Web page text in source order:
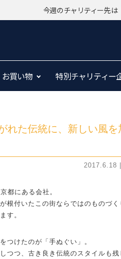
今週のチャリティー先は
お買い物 特別チャリティー
れた伝統に、新しい風
2017.6.18
都にある会社。
根付いたこの街ならではのものづ
す。
つけたのが「手ぬぐい」。
つつ、古き良き伝統のスタイルも残